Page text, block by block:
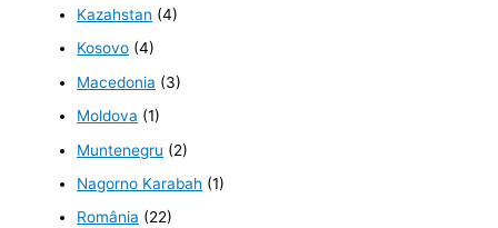
Kazahstan (4)
Kosovo (4)
Macedonia (3)
Moldova (1)
Muntenegru (2)
Nagorno Karabah (1)
România (22)